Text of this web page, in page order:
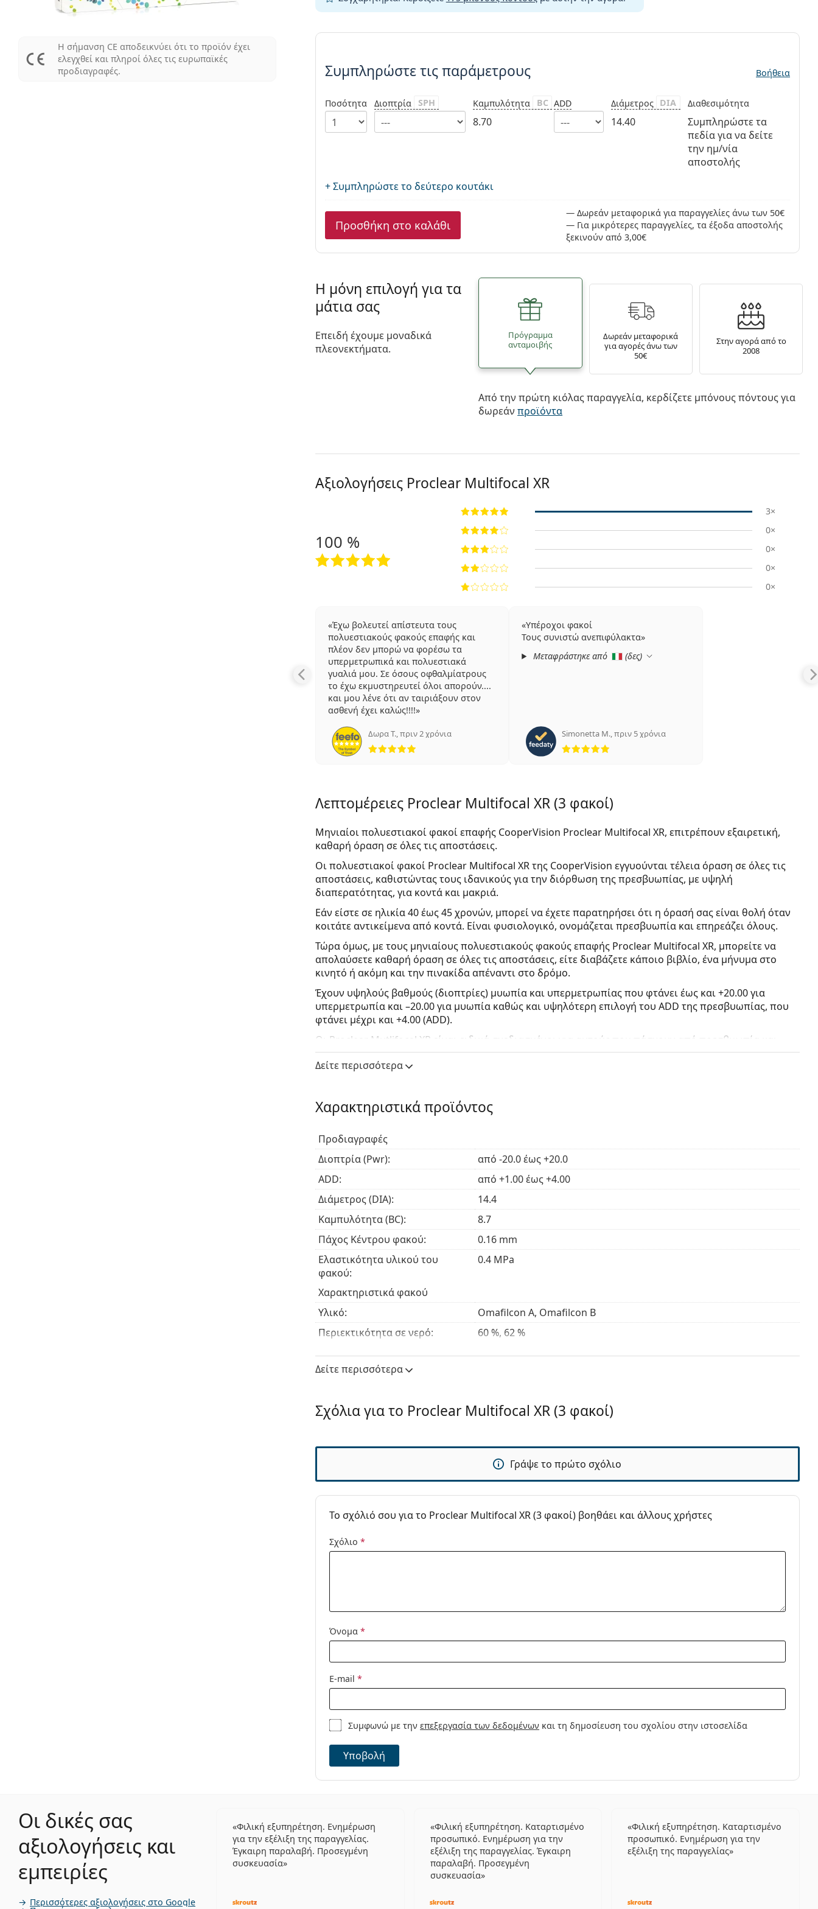
Η σήμανση CE αποδεικνύει ότι το προϊόν έχει
ελεγχθεί και πληροί όλες τις ευρωπαϊκές
προδιαγραφές.
Συμπληρώστε τις παράμετρους
Συμπληρώστε τις παράμετρους Βοήθεια
Ποσότητα Διοπτρία SPH Καμπυλότητα BC
8.70
ADD Διάμετρος DIA
14.40
Διαθεσιμότητα
Συμπληρώστε τα
πεδία για να δείτε
την ημ/νία
αποστολής
+ Συμπληρώστε το δεύτερο κουτάκι
Προσθήκη στο καλάθι
Δωρεάν μεταφορικά για παραγγελίες άνω των 50€
Για μικρότερες παραγγελίες, τα έξοδα αποστολής
ξεκινούν από 3,00€
Η μόνη επιλογή για τα
μάτια σας
Επειδή έχουμε μοναδικά
πλεονεκτήματα.
Πρόγραμμα
ανταμοιβής
Δωρεάν μεταφορικά
για αγορές άνω των
50€
Στην αγορά από το
2008
Από την πρώτη κιόλας παραγγελία, κερδίζετε μπόνους πόντους για
δωρεάνπροϊόντα
Αξιολογήσεις Proclear Multifocal XR
100 %
3×
0×
0×
0×
0×
Έχω βολευτεί απίστευτα τους
πολυεστιακούς φακούς επαφής και
πλέον δεν μπορώ να φορέσω τα
υπερμετρωπικά και πολυεστιακά
γυαλιά μου. Σε όσους οφθαλμίατρους
το έχω εκμυστηρευτεί όλοι απορούν....
και μου λένε ότι αν ταιριάξουν στον
ασθενή έχει καλώς!!!!
Δωρα Τ.,πριν 2 χρόνια
5 αξιολογήσεις από 5
Υπέροχοι φακοί
Τους συνιστώ ανεπιφύλακτα
Μεταφράστηκε από
(δες)
Simonetta M.,πριν 5 χρόνια
5 αξιολογήσεις από 5
Λεπτομέρειες Proclear Multifocal XR (3 φακοί)
Μηνιαίοι πολυεστιακοί φακοί επαφής CooperVision Proclear Multifocal XR, επιτρέπουν εξαιρετική,
καθαρή όραση σε όλες τις αποστάσεις.
Οι πολυεστιακοί φακοί Proclear Multifocal XR της CooperVision εγγυούνται τέλεια όραση σε όλες τις
αποστάσεις, καθιστώντας τους ιδανικούς για την διόρθωση της πρεσβυωπίας, με υψηλή
διαπερατότητας, για κοντά και μακριά.
Εάν είστε σε ηλικία 40 έως 45 χρονών, μπορεί να έχετε παρατηρήσει ότι η όρασή σας είναι θολή όταν
κοιτάτε αντικείμενα από κοντά. Είναι φυσιολογικό, ονομάζεται πρεσβυωπία και επηρεάζει όλους.
Τώρα όμως, με τους μηνιαίους πολυεστιακούς φακούς επαφής Proclear Multifocal XR, μπορείτε να
απολαύσετε καθαρή όραση σε όλες τις αποστάσεις, είτε διαβάζετε κάποιο βιβλίο, ένα μήνυμα στο
κινητό ή ακόμη και την πινακίδα απέναντι στο δρόμο.
Έχουν υψηλούς βαθμούς (διοπτρίες) μυωπία και υπερμετρωπίας που φτάνει έως και +20.00 για
υπερμετρωπία και –20.00 για μυωπία καθώς και υψηλότερη επιλογή του ADD της πρεσβυωπίας, που
φτάνει μέχρι και +4.00 (ADD).
Οι Proclear Mutlifocal XR είναι ειδικά σχεδιασμένοι για αυτούς που πάσχουν από πρεσβυωπία και
ταυτόχρονα από την ξηροφθαλμία.
Με αυτό το προϊόν συνήθως αγοράζουν και
Δείτε περισσότερα
Χαρακτηριστικά προϊόντος
Προδιαγραφές
Διοπτρία (Pwr):
από -20.0 έως +20.0
ADD:
από +1.00 έως +4.00
Διάμετρος (DIA):
14.4
Καμπυλότητα (BC):
8.7
Πάχος Κέντρου φακού:
0.16 mm
Ελαστικότητα υλικού του
φακού:
0.4 MPa
Χαρακτηριστικά φακού
Υλικό:
Omafilcon A, Omafilcon B
Περιεκτικότητα σε νερό:
60 %, 62 %
Φίλτρο UV:
Όχι
Σιλικόνη-Υδρογέλη:
Ημ. Λήξης:
Τουλάχιστον 35 μήνες
Για ύπνο:
Όχι
Όχι
Πακέτο
Κατασκευαστής:
CooperVision
Βάρος:
16 γρ
Πολυεστιακοί φακοί επαφής
Δείτε περισσότερα
Σχόλια για το Proclear Multifocal XR (3 φακοί)
Γράψε το πρώτο σχόλιο
To σχόλιό σου για το Proclear Multifocal XR (3 φακοί) βοηθάει και άλλους χρήστες
Σχόλιο *
Όνομα *
E-mail *
Συμφωνώ με τηνεπεξεργασία των δεδομένων και τη δημοσίευση του σχολίου στην ιστοσελίδα
Υποβολή
Οι δικές σας
αξιολογήσεις και
εμπειρίες
Περισσότερες αξιολογήσεις στο Google
Φιλική εξυπηρέτηση. Ενημέρωση
για την εξέλιξη της παραγγελίας.
Έγκαιρη παραλαβή. Προσεγμένη
συσκευασία
Φιλική εξυπηρέτηση. Καταρτισμένο
προσωπικό. Ενημέρωση για την
εξέλιξη της παραγγελίας. Έγκαιρη
παραλαβή. Προσεγμένη
συσκευασία
Φιλική εξυπηρέτηση. Καταρτισμένο
προσωπικό. Ενημέρωση για την
εξέλιξη της παραγγελίας